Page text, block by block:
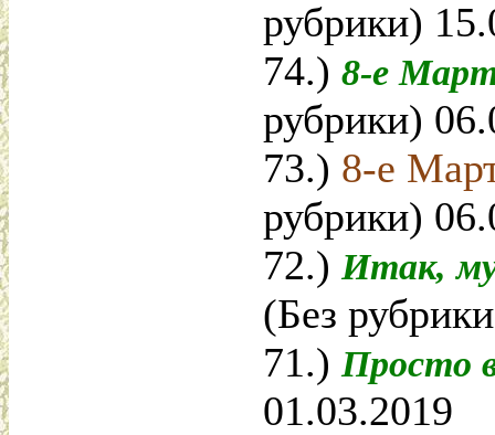
рубрики)
74.) 8-е
рубрики)
73.) 8-е
рубрики)
72.) Итак,
(Без
71.) Просто
01.03.2019